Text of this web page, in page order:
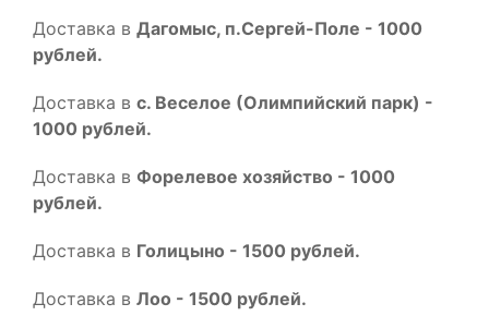
Доставка в Дагомыс, п.Сергей-Поле - 1000
рублей.
Доставка в с. Веселое (Олимпийский парк) -
1000 рублей.
Доставка в Форелевое хозяйство - 1000
рублей.
Доставка в Голицыно - 1500 рублей.
Доставка в Лоо - 1500 рублей.